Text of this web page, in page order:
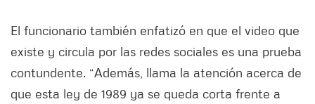
El funcionario también enfatizó en que el video que
existe y circula por las redes sociales es una prueba
contundente. “Además, llama la atención acerca de
que esta ley de 1989 ya se queda corta frente a